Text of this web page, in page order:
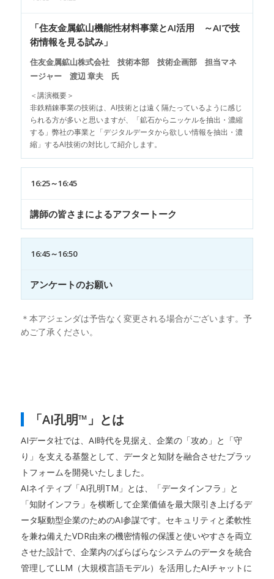
「住友金属鉱山機能性材料事業とAI活用 ～AIで技
術情報を見る試み」
住友金属鉱山株式会社 技術本部 技術企画部 担当マネ
ージャー 渡辺 章夫 氏
＜講演概要＞
非鉄精錬事業の技術は、AI技術とは遠く隔たっているように感じ
られる方が多いと思いますが、「鉱石からニッケルを抽出・濃縮
する」弊社の事業と「デジタルデータから欲しい情報を抽出・濃
縮」するAI技術の対比して紹介します。
16:25～16:45
講師の皆さまによるアフタートーク
16:45～16:50
アンケートのお願い
＊本アジェンダは予告なく変更される場合がございます。予
めご了承ください。
「AI孔明™」とは
AIデータ社では、AI時代を見据え、企業の「攻め」と「守
り」を支える基盤として、データと知財を融合させたプラッ
トフォームを開発いたしました。
AIネイティブ「AI孔明TM」とは、「データインフラ」と
「知財インフラ」を横断して企業価値を最大限引き上げるデ
ータ駆動型企業のためのAI参謀です。セキュリティと柔軟性
を兼ね備えたVDR由来の機密情報の保護と使いやすさを両立
させた設計で、企業内のばらばらなシステムのデータを統合
管理してLLM（大規模言語モデル）を活用したAIチャットに